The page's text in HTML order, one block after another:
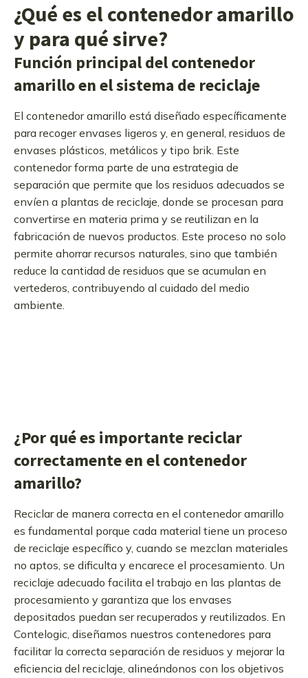
¿Qué es el contenedor amarillo
y para qué sirve?
Función principal del contenedor
amarillo en el sistema de reciclaje
El contenedor amarillo está diseñado específicamente
para recoger envases ligeros y, en general, residuos de
envases plásticos, metálicos y tipo brik. Este
contenedor forma parte de una estrategia de
separación que permite que los residuos adecuados se
envíen a plantas de reciclaje, donde se procesan para
convertirse en materia prima y se reutilizan en la
fabricación de nuevos productos. Este proceso no solo
permite ahorrar recursos naturales, sino que también
reduce la cantidad de residuos que se acumulan en
vertederos, contribuyendo al cuidado del medio
ambiente.
¿Por qué es importante reciclar
correctamente en el contenedor
amarillo?
Reciclar de manera correcta en el contenedor amarillo
es fundamental porque cada material tiene un proceso
de reciclaje específico y, cuando se mezclan materiales
no aptos, se dificulta y encarece el procesamiento. Un
reciclaje adecuado facilita el trabajo en las plantas de
procesamiento y garantiza que los envases
depositados puedan ser recuperados y reutilizados. En
Contelogic, diseñamos nuestros contenedores para
facilitar la correcta separación de residuos y mejorar la
eficiencia del reciclaje, alineándonos con los objetivos